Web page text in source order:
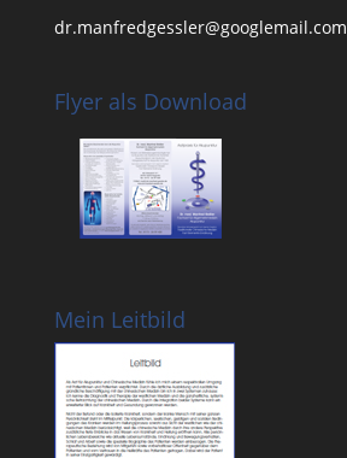
dr.manfredgessler@googlemail.com
Flyer als Download
Mein Leitbild